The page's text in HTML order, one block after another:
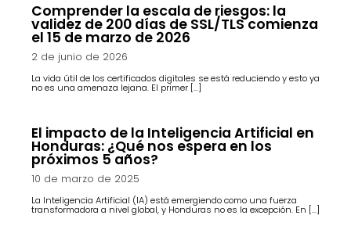
Comprender la escala de riesgos: la
validez de 200 días de SSL/TLS comienza
el 15 de marzo de 2026
2 de junio de 2026
La vida útil de los certificados digitales se está reduciendo y esto ya
no es una amenaza lejana. El primer […]
El impacto de la Inteligencia Artificial en
Honduras: ¿Qué nos espera en los
próximos 5 años?
10 de marzo de 2025
La Inteligencia Artificial (IA) está emergiendo como una fuerza
transformadora a nivel global, y Honduras no es la excepción. En […]